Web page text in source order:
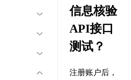
信息核验
API接口
测试？
注册账户后，